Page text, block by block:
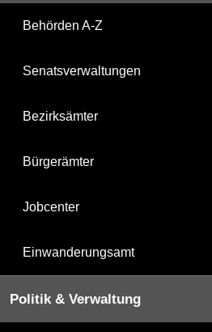
Behörden A-Z
Senatsverwaltungen
Bezirksämter
Bürgerämter
Jobcenter
Einwanderungsamt
Politik & Verwaltung